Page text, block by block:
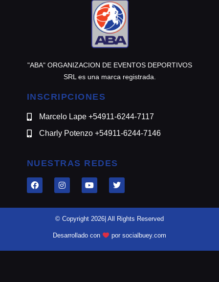
"ABA" ORGANIZACION DE EVENTOS DEPORTIVOS
SRL es una marca registrada.
INSCRIPCIONES
Marcelo Lape +54911-6244-7117
Charly Potenzo +54911-6244-7146
NUESTRAS REDES
© Copyright 2026| All Rights Reserved
Desarrollado con por socialbuey.com